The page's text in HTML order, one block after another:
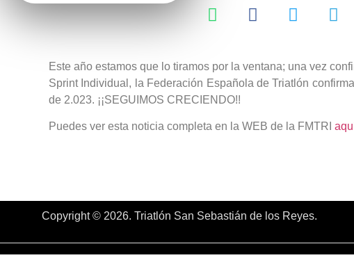
Este año estamos que lo tiramos por la ventana; una vez
Sprint Individual, la Federación Española de Triatlón
de 2.023. ¡¡SEGUIMOS CRECIENDO!!
Puedes ver esta noticia completa en la WEB de la FMTRI
Copyright © 2026. Triatlón San Sebastián de los Reyes.